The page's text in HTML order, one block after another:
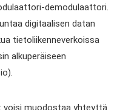
demodulaattori.
digitaalisen datan
tietoliikenneverkoissa
alkuperäiseen
voisi muodostaa yhteyttä